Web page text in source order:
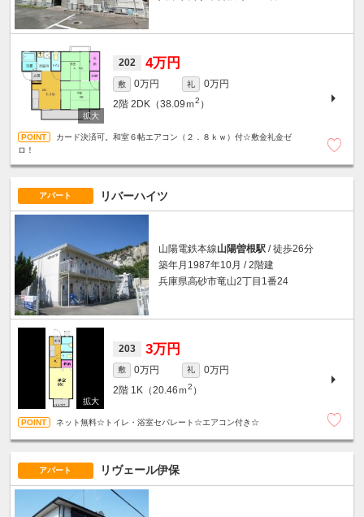
202 4万円
敷 0万円 礼
0万円
2階 2DK（38.09ｍ2 ）
カード決済可。和室６帖エアコン（２．８ｋｗ）付☆敷金礼金ゼ
ロ！
アパート リバーハイツ
山陽電鉄本線山陽曽根駅 / 徒歩26分
築年月1987年10月 / 2階建
兵庫県高砂市竜山2丁目1番24
203 3万円
敷 0万円 礼
0万円
2階 1K（20.46ｍ2 ）
ネット無料☆トイレ・浴室セパレート☆エアコン付き☆
アパート リヴェール伊保